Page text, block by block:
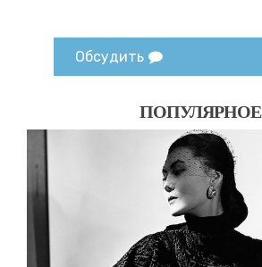
Обсудить
ПОПУЛЯРНОЕ